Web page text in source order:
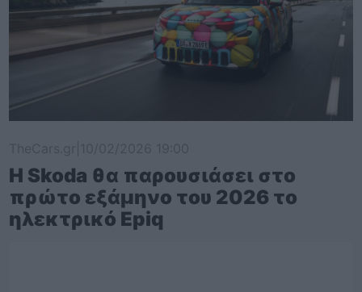
Η Skoda θα παρουσιάσει στο
πρώτο εξάμηνο του 2026 το
ηλεκτρικό Epiq